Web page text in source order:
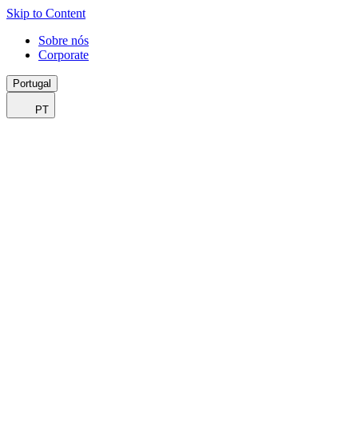
Skip to Content
Sobre nós
Corporate
Portugal
PT